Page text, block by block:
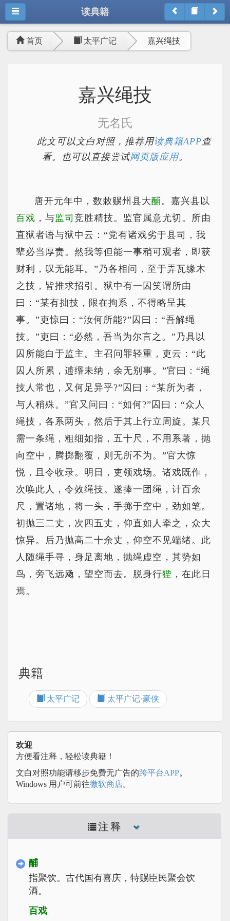
读典籍
首页 太平广记 嘉兴绳技
嘉兴绳技
无名氏
此文可以文白对照，推荐用读典籍APP查
看。也可以直接尝试网页版应用。
唐开元年中，数敕赐州县大酺。嘉兴县以
百戏 ，与监司 竞胜精技。监官属意尤切。所由
直狱者语与狱中云：“党有诸戏劣于县司，我
辈必当厚责。然我等但能一事稍可观者，即获
财利，叹无能耳。”乃各相问，至于弄瓦缘木
之技，皆推求招引。狱中有一囚笑谓所由
曰：“某有拙技，限在拘系，不得略呈其
事。”吏惊曰：“汝何所能?”囚曰：“吾解绳
技。”吏曰：“必然，吾当为尔言之。”乃具以
囚所能白于监主。主召问罪轻重，吏云：“此
囚人所累，逋缗未纳，余无别事。”官曰：“绳
技人常也，又何足异乎?”囚曰：“某所为者，
与人稍殊。”官又问曰：“如何?”囚曰：“众人
绳技，各系两头，然后于其上行立周旋。某只
需一条绳，粗细如指，五十尺，不用系著，抛
向空中，腾掷翻覆，则无所不为。”官大惊
悦，且令收录。明日，吏领戏场。诸戏既作，
次唤此人，令效绳技。遂捧一团绳，计百余
尺，置诸地，将一头，手掷于空中，劲如笔。
初抛三二丈，次四五丈，仰直如人牵之，众大
惊异。后乃抛高二十余丈，仰空不见端绪。此
人随绳手寻，身足离地，抛绳虚空，其势如
鸟，旁飞远飏，望空而去。脱身行狴 ，在此日
焉。
典籍
太平广记 太平广记·豪侠
欢迎
方便看注释，轻松读典籍！
文白对照功能请移步免费无广告的跨平台APP。
Windows 用户可前往微软商店。
注释
酺
指聚饮。古代国有喜庆，特赐臣民聚会饮
酒。
百戏